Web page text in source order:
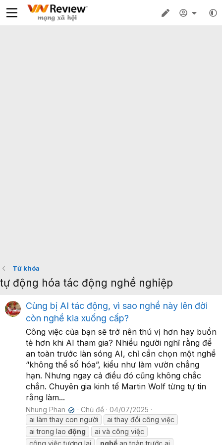
Từ khóa
tự động hóa tác động nghề nghiệp
Cùng bị AI tác động, vì sao nghề này lên đời
còn nghề kia xuống cấp?
Công việc của bạn sẽ trở nên thú vị hơn hay buồn
tẻ hơn khi AI tham gia? Nhiều người nghĩ rằng để
an toàn trước làn sóng AI, chỉ cần chọn một nghề
“không thể số hóa”, kiểu như làm vườn chẳng
hạn. Nhưng ngay cả điều đó cũng không chắc
chắn. Chuyên gia kinh tế Martin Wolf từng tự tin
rằng làm...
Nhung Phan ✔ Chủ đề
04/07/2025
ai làm thay con người
ai thay đổi công việc
ai trong lao động
ai và công việc